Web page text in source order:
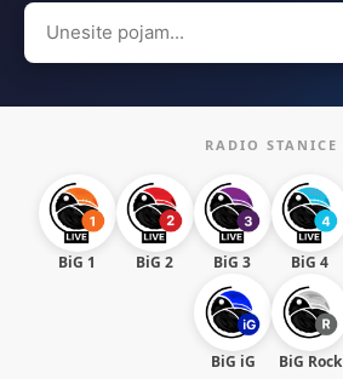
Search
for:
RADIO STANICE
BiG 1 BiG 2 BiG 3 BiG 4
BiG iG BiG Rock